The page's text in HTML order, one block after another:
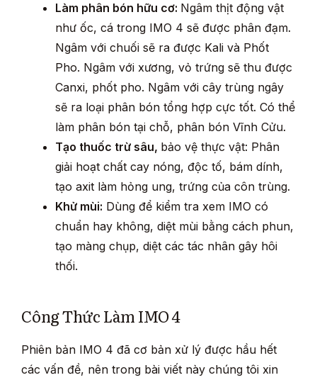
Làm phân bón hữu cơ: Ngâm thịt động vật
như ốc, cá trong IMO 4 sẽ được phân đạm.
Ngâm với chuối sẽ ra được Kali và Phốt
Pho. Ngâm với xương, vỏ trứng sẽ thu được
Canxi, phốt pho. Ngâm với cây trùng ngây
sẽ ra loại phân bón tổng hợp cực tốt. Có thể
làm phân bón tại chỗ, phân bón Vĩnh Cửu.
Tạo thuốc trừ sâu, bảo vệ thực vật: Phân
giải hoạt chất cay nóng, độc tố, bám dính,
tạo axit làm hỏng ung, trứng của côn trùng.
Khử mùi: Dùng để kiểm tra xem IMO có
chuẩn hay không, diệt mùi bằng cách phun,
tạo màng chụp, diệt các tác nhân gây hôi
thối.
Công Thức Làm IMO 4
Phiên bản IMO 4 đã cơ bản xử lý được hầu hết
các vấn đề, nên trong bài viết này chúng tôi xin